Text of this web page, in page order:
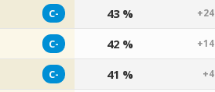
C- 43 %
C- 42 %
C- 41 %